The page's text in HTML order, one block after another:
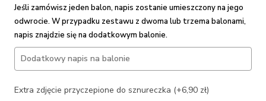
Jeśli zamówisz jeden balon, napis zostanie umieszczony na jego
odwrocie. W przypadku zestawu z dwoma lub trzema balonami,
napis znajdzie się na dodatkowym balonie.
Extra zdjęcie przyczepione do sznureczka (+6,90 zł)